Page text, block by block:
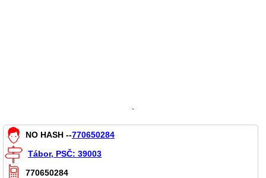
`
NO HASH --770650284
Tábor, PSČ: 39003
770650284